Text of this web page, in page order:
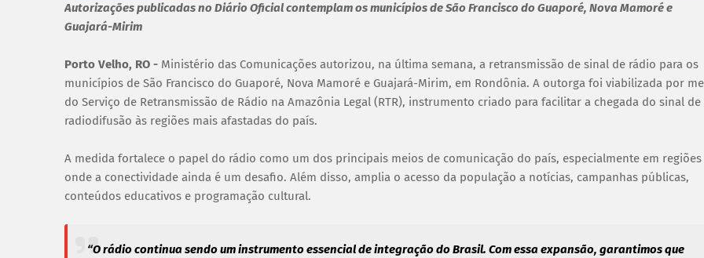
Autorizações publicadas no Diário Oficial contemplam os municípios de São Francisco do Guaporé, Nova Mamoré e
Guajará-Mirim
Porto Velho, RO - Ministério das Comunicações autorizou, na última semana, a retransmissão de sinal de rádio para os
municípios de São Francisco do Guaporé, Nova Mamoré e Guajará-Mirim, em Rondônia. A outorga foi viabilizada por
do Serviço de Retransmissão de Rádio na Amazônia Legal (RTR), instrumento criado para facilitar a chegada do sinal de
radiodifusão às regiões mais afastadas do país.
A medida fortalece o papel do rádio como um dos principais meios de comunicação do país, especialmente em regiões
onde a conectividade ainda é um desafio. Além disso, amplia o acesso da população a notícias, campanhas públicas,
conteúdos educativos e programação cultural.
“O rádio continua sendo um instrumento essencial de integração do Brasil. Com essa expansão, garantimos que